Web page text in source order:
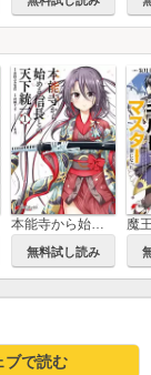
本能寺から始める信長との天下統一
無料試し読み
ブで読む